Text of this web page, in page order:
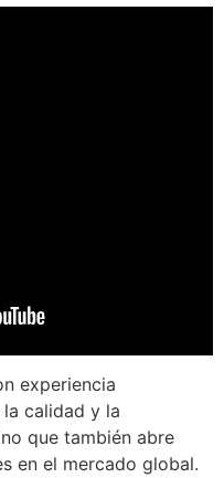
experiencia
calidad y la
que también abre
en el mercado global.